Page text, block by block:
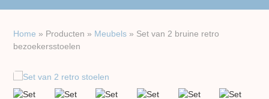
Home » Producten » Meubels » Set van 2 bruine retro
bezoekersstoelen